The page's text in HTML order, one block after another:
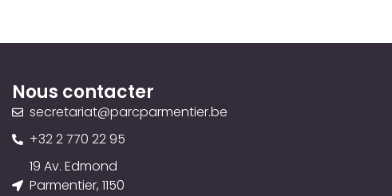
Nous contacter
secretariat@parcparmentier.be
+32 2 770 22 95
19 Av. Edmond
Parmentier, 1150